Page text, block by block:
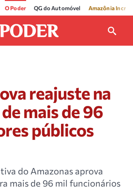
O Poder QG do Automóvel Amazônia
reajuste na
mais de 96
públicos
do Amazonas aprova
mais de 96 mil funcionários